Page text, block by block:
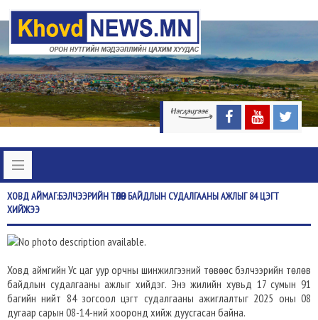
ХОВДАЙМАГ:БЭЛЧЭЭРИЙН ТӨЛӨВ БАЙДЛЫН СУДАЛГААНЫ АЖЛЫГ 84 ЦЭГТ
ХИЙЖЭЭ
Ховд аймгийн Ус цаг уур орчны шинжилгээний төвөөс бэлчээрийн төлөв
байдлын судалгааны ажлыг хийдэг. Энэ жилийн хувьд 17 сумын 91
багийн нийт 84 зогсоол цэгт судалгааны ажиглалтыг 2025 оны 08
дугаар сарын 08-14-ний хооронд хийж дуусгасан байна.